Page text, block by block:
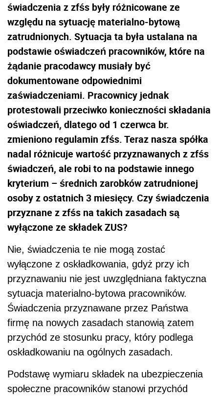
świadczenia z zfśs były różnicowane ze
względu na sytuację materialno-bytową
zatrudnionych. Sytuacja ta była ustalana na
podstawie oświadczeń pracowników, które na
żądanie pracodawcy musiały być
dokumentowane odpowiednimi
zaświadczeniami. Pracownicy jednak
protestowali przeciwko konieczności składania
oświadczeń, dlatego od 1 czerwca br.
zmieniono regulamin zfśs. Teraz nasza spółka
nadal różnicuje wartość przyznawanych z zfśs
świadczeń, ale robi to na podstawie innego
kryterium – średnich zarobków zatrudnionej
osoby z ostatnich 3 miesięcy. Czy świadczenia
przyznane z zfśs na takich zasadach są
wyłączone ze składek ZUS?
Nie, świadczenia te nie mogą zostać
wyłączone z oskładkowania, gdyż przy ich
przyznawaniu nie jest uwzględniana faktyczna
sytuacja materialno-bytowa pracowników.
Świadczenia przyznawane przez Państwa
firmę na nowych zasadach stanowią zatem
przychód ze stosunku pracy, który podlega
oskładkowaniu na ogólnych zasadach.
Podstawę wymiaru składek na ubezpieczenia
społeczne pracowników stanowi przychód